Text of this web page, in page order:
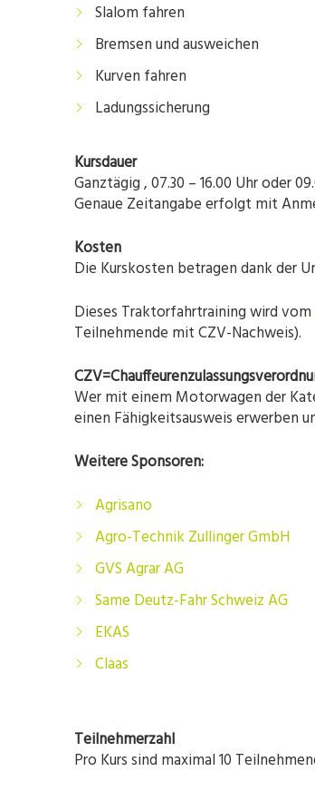
Slalom fahren
Bremsen und ausweichen
Kurven fahren
Ladungssicherung
Kursdauer
Ganztägig , 07.30 – 16.00 Uhr oder
Genaue Zeitangabe erfolgt mit
Kosten
Die Kurskosten betragen dank der
Dieses Traktorfahrtraining wird vom
Teilnehmende mit CZV-Nachweis).
Wer mit einem Motorwagen der
einen Fähigkeitsausweis erwerben
Weitere Sponsoren:
Agrisano
Agro-Technik Zullinger GmbH
GVS Agrar AG
Same Deutz-Fahr Schweiz AG
EKAS
Claas
Teilnehmerzahl
Pro Kurs sind maximal 10